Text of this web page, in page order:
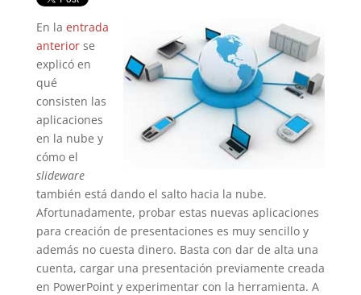
En la entrada
anteriorse
explicó en
qué
consisten las
aplicaciones
en la nube y
cómo el
slideware
también está dando el salto hacia la nube.
Afortunadamente, probar estas nuevas aplicaciones
para creación de presentaciones es muy sencillo y
además no cuesta dinero. Basta con dar de alta una
cuenta, cargar una presentación previamente creada
en PowerPoint y experimentar con la herramienta. A